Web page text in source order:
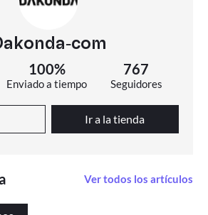
com
100%
Enviado a tiempo
767
Seguidores
Ir a la tienda
Ver todos los artículos